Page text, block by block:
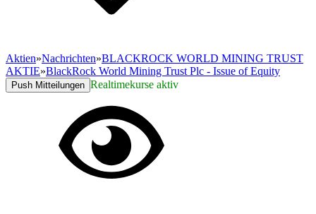
Aktien»Nachrichten»BLACKROCK WORLD MINING TRUST
AKTIE»BlackRock World Mining Trust Plc - Issue of Equity
Push Mitteilungen Realtimekurse aktiv